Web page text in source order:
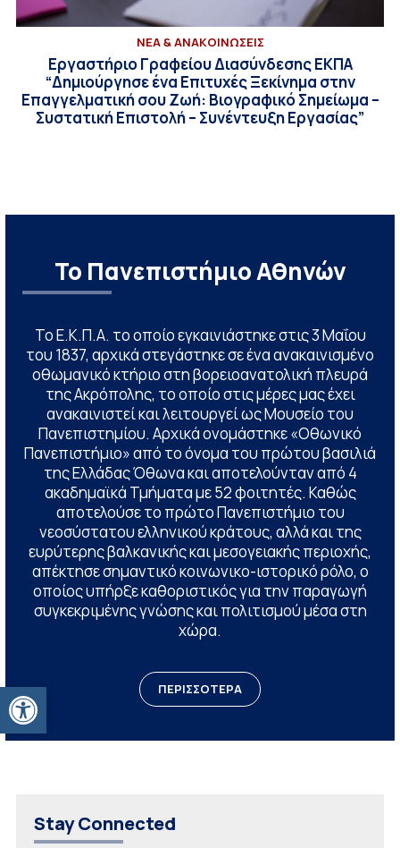
Ανοίξτε τη γραμμή εργαλείων
ΝΕΑ & ΑΝΑΚΟΙΝΩΣΕΙΣ
Εργαστήριο Γραφείου Διασύνδεσης ΕΚΠΑ
“Δημιούργησε ένα Επιτυχές Ξεκίνημα στην
Επαγγελματική σου Ζωή: Βιογραφικό Σημείωμα –
Συστατική Επιστολή – Συνέντευξη Εργασίας”
Το Πανεπιστήμιο Αθηνών
Το Ε.Κ.Π.Α. το οποίο εγκαινιάστηκε στις 3 Μαΐου
του 1837, αρχικά στεγάστηκε σε ένα ανακαινισμένο
οθωμανικό κτήριο στη βορειοανατολική πλευρά
της Ακρόπολης, το οποίο στις μέρες μας έχει
ανακαινιστεί και λειτουργεί ως Μουσείο του
Πανεπιστημίου. Αρχικά ονομάστηκε «Οθωνικό
Πανεπιστήμιο» από το όνομα του πρώτου βασιλιά
της Ελλάδας Όθωνα και αποτελούνταν από 4
ακαδημαϊκά Τμήματα με 52 φοιτητές. Καθώς
αποτελούσε το πρώτο Πανεπιστήμιο του
νεοσύστατου ελληνικού κράτους, αλλά και της
ευρύτερης βαλκανικής και μεσογειακής περιοχής,
απέκτησε σημαντικό κοινωνικο-ιστορικό ρόλο, ο
οποίος υπήρξε καθοριστικός για την παραγωγή
συγκεκριμένης γνώσης και πολιτισμού μέσα στη
χώρα.
ΠΕΡΙΣΣΟΤΕΡΑ
Stay Connected